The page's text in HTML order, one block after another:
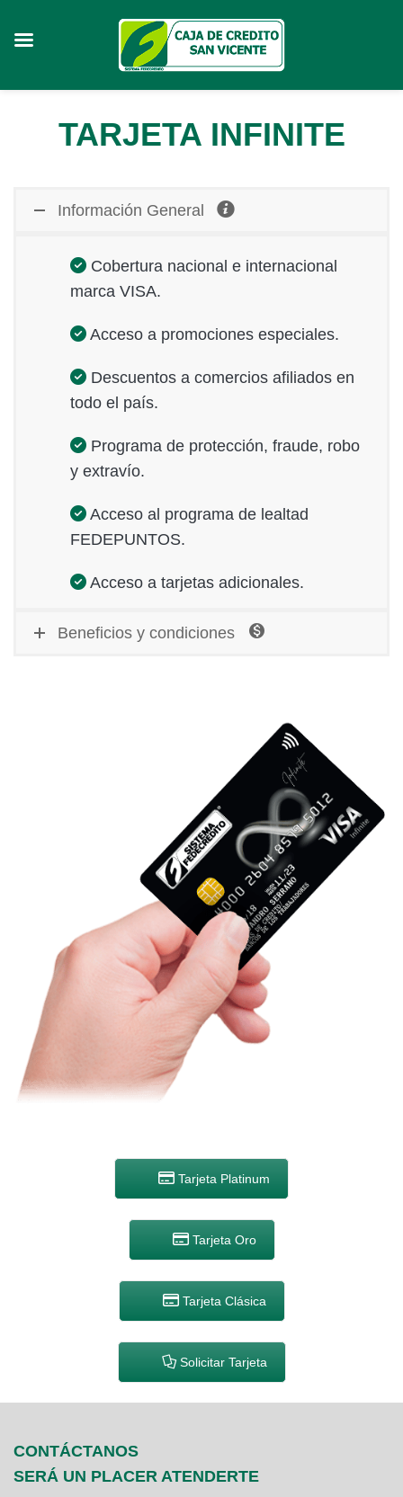
TARJETA INFINITE
Información General
Cobertura nacional e internacional
marca VISA.
Acceso a promociones especiales.
Descuentos a comercios afiliados en
todo el país.
Programa de protección, fraude, robo
y extravío.
Acceso al programa de lealtad
FEDEPUNTOS.
Acceso a tarjetas adicionales.
Beneficios y condiciones
Tarjeta Platinum
Tarjeta Oro
Tarjeta Clásica
Solicitar Tarjeta
CONTÁCTANOS
SERÁ UN PLACER ATENDERTE